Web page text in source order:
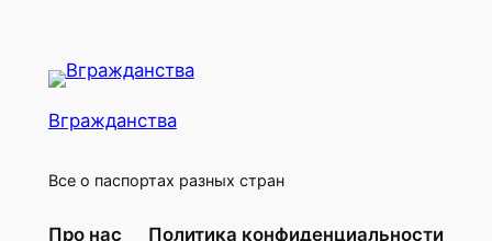
Вгражданства
Все о паспортах разных стран
Про нас Политика конфиденциальности